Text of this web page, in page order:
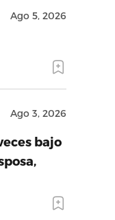
Ago 5, 2026
Ago 3, 2026
bajo